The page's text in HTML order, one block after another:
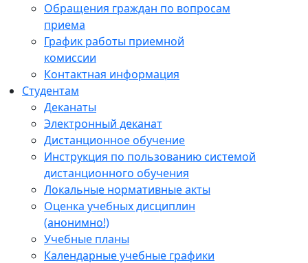
Обращения граждан по вопросам
приема
График работы приемной
комиссии
Контактная информация
Студентам
Деканаты
Электронный деканат
Дистанционное обучение
Инструкция по пользованию системой
дистанционного обучения
Локальные нормативные акты
Оценка учебных дисциплин
(анонимно!)
Учебные планы
Календарные учебные графики